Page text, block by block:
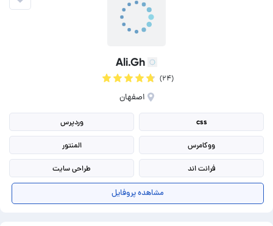
Ali.Gh
(۲۴)
اصفهان
css وردپرس
ووکامرس المنتور
فرانت اند طراحی سایت
مشاهده پروفایل